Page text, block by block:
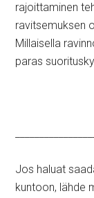
rajoittaminen
ravitsemuksen
Millaisella
paras
Jos haluat
kuntoon, lähde